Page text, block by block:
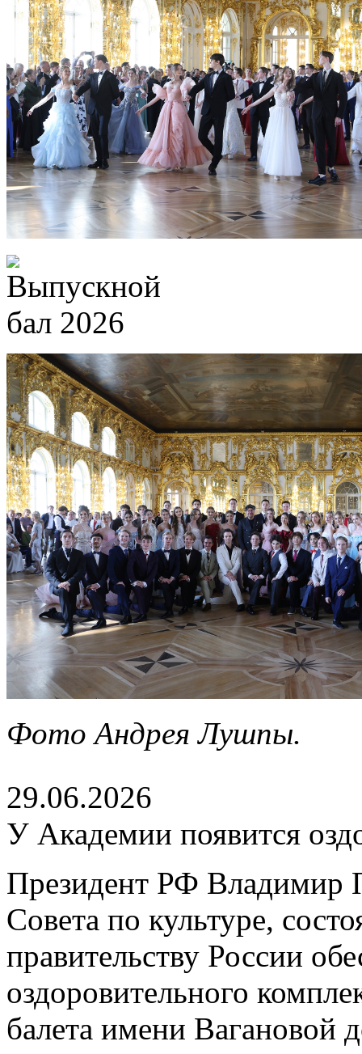
Фото Андрея Лушпы.
29.06.2026
У Академии появится
Президент РФ Владимир
Совета по культуре,
правительству России
оздоровительного
балета имени Вагановой